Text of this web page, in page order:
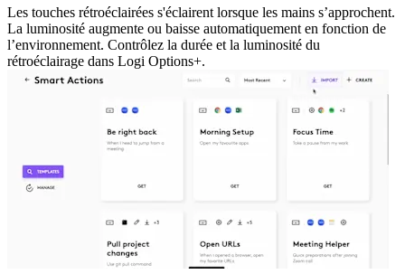
Les touches rétroéclairées s'éclairent lorsque les mains s’approchent.
La luminosité augmente ou baisse automatiquement en fonction de
l’environnement. Contrôlez la durée et la luminosité du
rétroéclairage dans Logi Options+.